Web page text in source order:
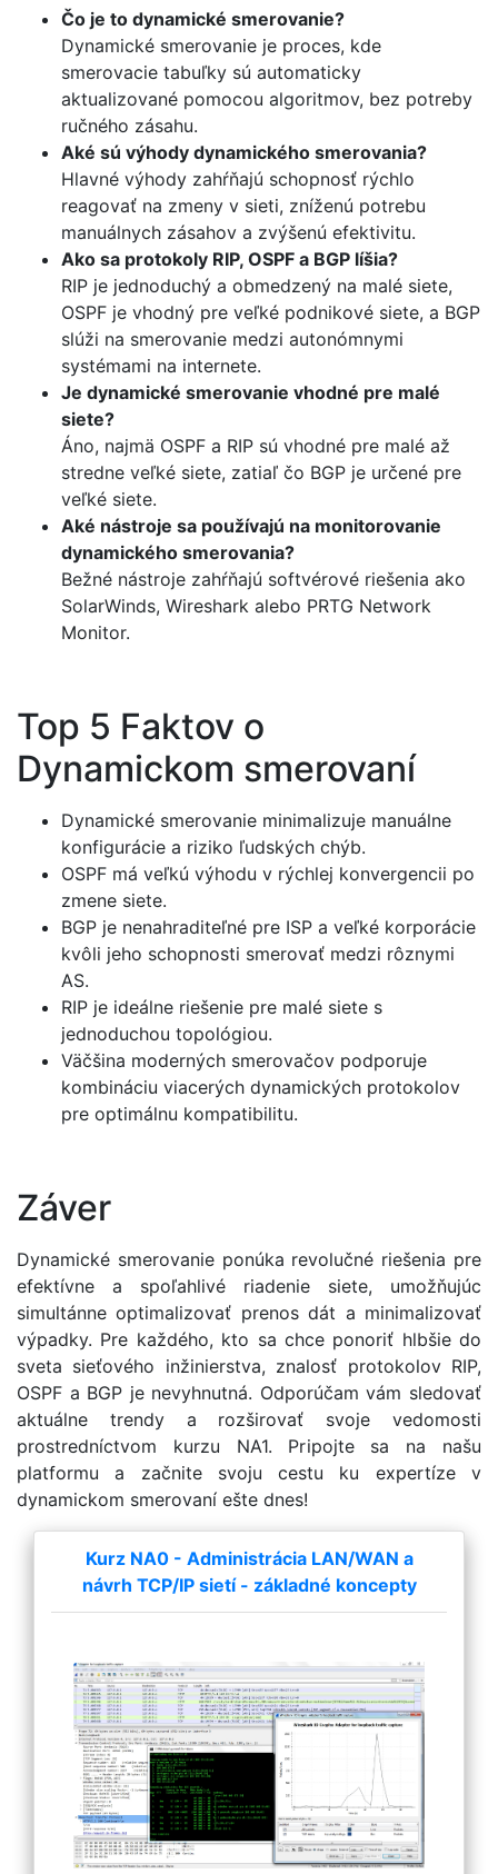
Čo je to dynamické smerovanie?
Dynamické smerovanie je proces, kde
smerovacie tabuľky sú automaticky
aktualizované pomocou algoritmov, bez potreby
ručného zásahu.
Aké sú výhody dynamického smerovania?
Hlavné výhody zahŕňajú schopnosť rýchlo
reagovať na zmeny v sieti, zníženú potrebu
manuálnych zásahov a zvýšenú efektivitu.
Ako sa protokoly RIP, OSPF a BGP líšia?
RIP je jednoduchý a obmedzený na malé siete,
OSPF je vhodný pre veľké podnikové siete, a BGP
slúži na smerovanie medzi autonómnymi
systémami na internete.
Je dynamické smerovanie vhodné pre malé
siete?
Áno, najmä OSPF a RIP sú vhodné pre malé až
stredne veľké siete, zatiaľ čo BGP je určené pre
veľké siete.
Aké nástroje sa používajú na monitorovanie
dynamického smerovania?
Bežné nástroje zahŕňajú softvérové riešenia ako
SolarWinds, Wireshark alebo PRTG Network
Monitor.
Top 5 Faktov o
Dynamickom smerovaní
Dynamické smerovanie minimalizuje manuálne
konfigurácie a riziko ľudských chýb.
OSPF má veľkú výhodu v rýchlej konvergencii po
zmene siete.
BGP je nenahraditeľné pre ISP a veľké korporácie
kvôli jeho schopnosti smerovať medzi rôznymi
AS.
RIP je ideálne riešenie pre malé siete s
jednoduchou topológiou.
Väčšina moderných smerovačov podporuje
kombináciu viacerých dynamických protokolov
pre optimálnu kompatibilitu.
Záver
Dynamické smerovanie ponúka revolučné riešenia pre
efektívne a spoľahlivé riadenie siete, umožňujúc
simultánne optimalizovať prenos dát a minimalizovať
výpadky. Pre každého, kto sa chce ponoriť hlbšie do
sveta sieťového inžinierstva, znalosť protokolov RIP,
OSPF a BGP je nevyhnutná. Odporúčam vám sledovať
aktuálne trendy a rozširovať svoje vedomosti
prostredníctvom kurzu NA1. Pripojte sa na našu
platformu a začnite svoju cestu ku expertíze v
dynamickom smerovaní ešte dnes!
Kurz NA0 - Administrácia LAN/WAN a
návrh TCP/IP sietí - základné koncepty